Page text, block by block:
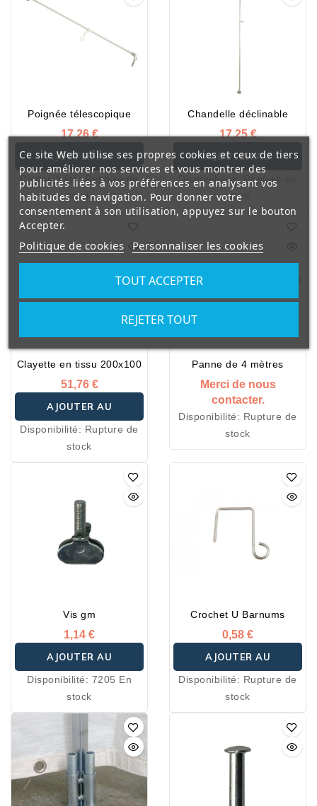
Poignée télescopique
17,26 €
AJOUTER AU
PANIER
Disponibilité:Rupture de
stock
Chandelle déclinable
17,25 €
AJOUTER AU
PANIER
Disponibilité:Rupture de
stock
Clayette en tissu 200x100
51,76 €
AJOUTER AU
PANIER
Disponibilité: Rupture de
stock
Panne de 4 mètres
Merci de nous
contacter.
Disponibilité: Rupture de
stock
Vis gm
1,14 €
AJOUTER AU
PANIER
Disponibilité: 7205 En
stock
Crochet U Barnums
0,58 €
AJOUTER AU
PANIER
Disponibilité: Rupture de
stock
Ce site Web utilise ses propres cookies et ceux de tiers
pour améliorer nos services et vous montrer des
publicités liées à vos préférences en analysant vos
habitudes de navigation. Pour donner votre
consentement à son utilisation, appuyez sur le bouton
Accepter.
Politique de cookies Personnaliser les cookies
REJETER TOUT
TOUT ACCEPTER